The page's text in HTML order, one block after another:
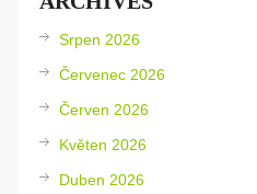
Srpen 2026
Červenec 2026
Červen 2026
Květen 2026
Duben 2026